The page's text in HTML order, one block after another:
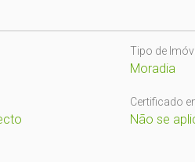
Tipo de
Moradia
Certificado
Não se